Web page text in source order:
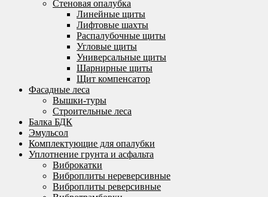
Стеновая опалубка
Линейные щиты
Лифтовые шахты
Распалубочные щиты
Угловые щиты
Универсальные щиты
Шарнирные щиты
Щит компенсатор
Фасадные леса
Вышки-туры
Строительные леса
Балка БДК
Эмульсол
Комплектующие для опалубки
Уплотнение грунта и асфальта
Виброкатки
Виброплиты нереверсивные
Виброплиты реверсивные